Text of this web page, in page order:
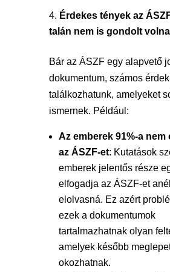
Érdekes tények az
talán nem is gondolt volna
Bár az ÁSZF egy alapvető
dokumentum, számos
találkozhatunk, amelyeket
ismernek. Például:
Az emberek 91%-a nem
az ÁSZF-et: Kutatások
emberek jelentős része
elfogadja az ÁSZF-et
elolvasná. Ez azért
ezek a dokumentumok
tartalmazhatnak olyan
amelyek később
okozhatnak.